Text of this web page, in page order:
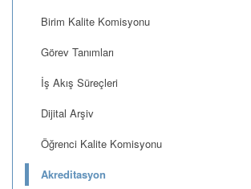
Birim Kalite Komisyonu
Görev Tanımları
İş Akış Süreçleri
Dijital Arşiv
Öğrenci Kalite Komisyonu
Akreditasyon